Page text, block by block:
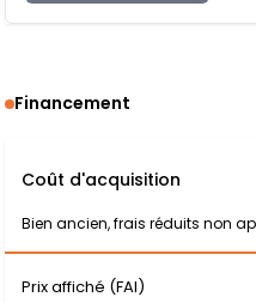
Financement
Coût d'acquisition
Bien ancien, frais réduits non
Prix affiché (FAI)